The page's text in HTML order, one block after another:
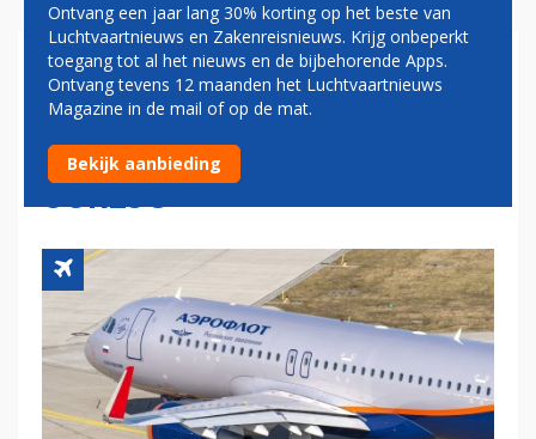
AEROFLOT VERWACHT
ZELFDE AANTAL PASSAGIERS
ALS VOOR DE OEKRAÏNE-
OORLOG
Ontvang een jaar lang 30% korting op het beste van
Luchtvaartnieuws en Zakenreisnieuws. Krijg onbeperkt
toegang tot al het nieuws en de bijbehorende Apps.
Ontvang tevens 12 maanden het Luchtvaartnieuws
Magazine in de mail of op de mat.
Bekijk aanbieding